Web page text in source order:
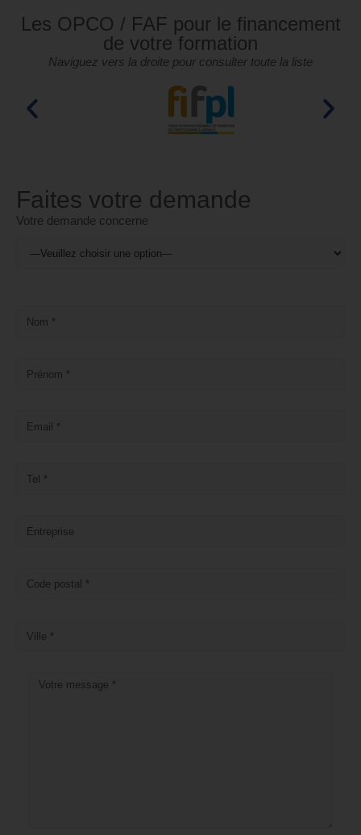
Les OPCO / FAF pour le financement
de votre formation
Naviguez vers la droite pour consulter toute la liste
Faites votre demande
Votre demande concerne